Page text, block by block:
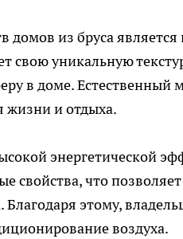
из бруса является
свою уникальную
в доме. Естественный
жизни и отдыха.
энергетической
свойства, что
этому,
воздуха.